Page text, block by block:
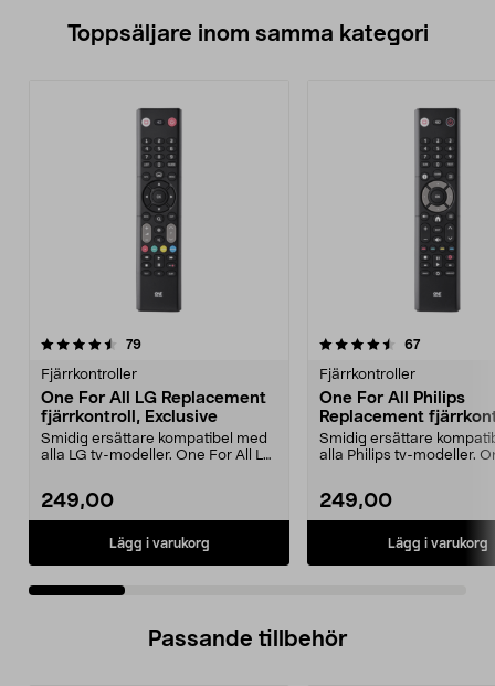
Toppsäljare inom samma kategori
79recensioner
Fjärrkontroller
One For All LG Replacement
fjärrkontroll, Exclusive
Smidig ersättare kompatibel med
alla LG tv-modeller. One For All LG
249,00
Lägg i varukorg
4.5 av 5 stjärnor 67recensioner
Fjärrkontroller
One For All Philips
Replacement
Exclusive
Smidig ersättare
alla Philips tv-modeller.
249,00
Lägg i varukorg
4.5 av 5 stjärnor
Passande tillbehör